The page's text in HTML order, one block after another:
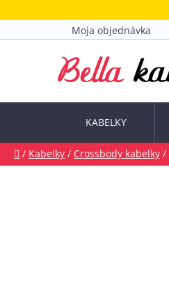
na
Moja objednávka
KABELKY
Domov
/ Kabelky / Crossbody kabelky /